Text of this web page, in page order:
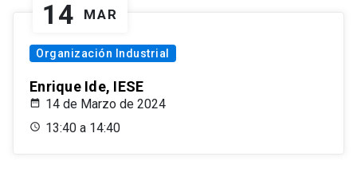
14 MAR
Organización Industrial
Enrique Ide, IESE
14 de Marzo de 2024
13:40 a 14:40